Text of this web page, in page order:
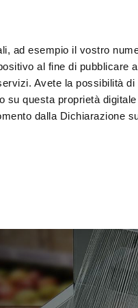
ad esempio il vostro
al fine di pubblicare
Avete la possibilità
questa proprietà
dalla Dichiarazione
del servizio richiesto,
Condividiamo inoltre
pubblicità e social
Cellules